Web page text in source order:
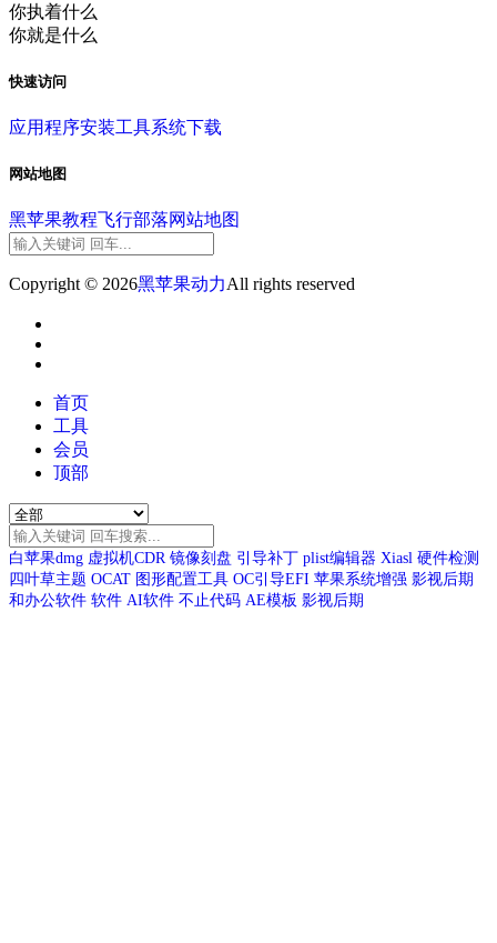
你执着什么
你就是什么
快速访问
应用程序安装工具系统下载
网站地图
黑苹果教程飞行部落网站地图
Copyright © 2026黑苹果动力All rights reserved
首页
工具
会员
顶部
白苹果dmg 虚拟机CDR 镜像刻盘 引导补丁 plist编辑器 Xiasl 硬件检测
四叶草主题 OCAT 图形配置工具 OC引导EFI 苹果系统增强 影视后期
和办公软件 软件 AI软件 不止代码 AE模板 影视后期